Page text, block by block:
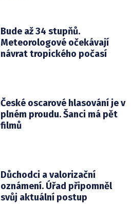
Bude až 34 stupňů.
Meteorologové očekávají
návrat tropického počasí
České oscarové hlasování je v
plném proudu. Šanci má pět
filmů
Důchodci a valorizační
oznámení. Úřad připomněl
svůj aktuální postup